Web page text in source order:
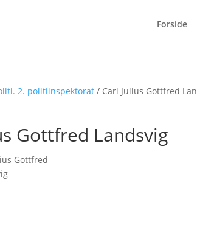
Forside
2. politiinspektorat / Carl Julius Gottfred
Gottfred Landsvig
Gottfred